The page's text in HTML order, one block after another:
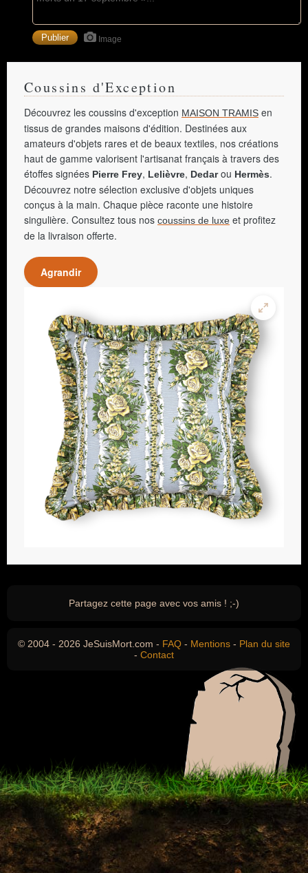
Image
Coussins d'Exception
Découvrez les coussins d'exception MAISON TRAMIS en
tissus de grandes maisons d'édition. Destinées aux
amateurs d'objets rares et de beaux textiles, nos créations
haut de gamme valorisent l'artisanat français à travers des
étoffes signées Pierre Frey, Lelièvre, Dedarou Hermès.
Découvrez notre sélection exclusive d'objets uniques
conçus à la main. Chaque pièce raconte une histoire
singulière. Consultez tous nos coussins de luxe et profitez
de la livraison offerte.
Agrandir
Partagez cette page avec vos amis ! ;-)
© 2004 - 2026 JeSuisMort.com - FAQ - Mentions - Plan du site
- Contact